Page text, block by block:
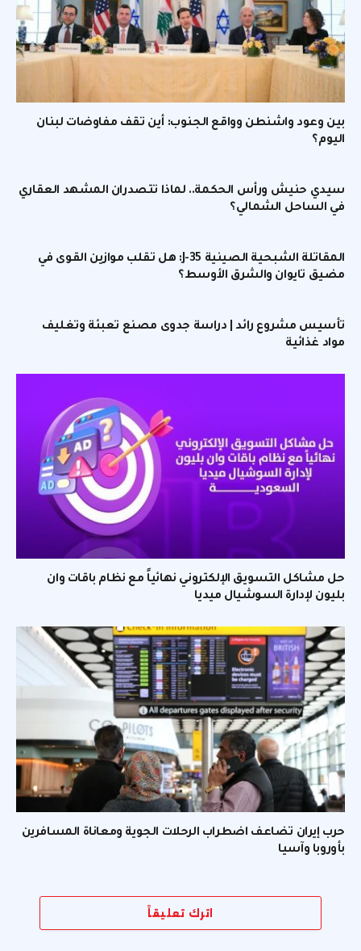
بين وعود واشنطن وواقع الجنوب: أين تقف مفاوضات لبنان
اليوم؟
سيدي حنيش ورأس الحكمة.. لماذا تتصدران المشهد العقاري
في الساحل الشمالي؟
المقاتلة الشبحية الصينية J-35: هل تقلب موازين القوى في
مضيق تايوان والشرق الأوسط؟
تأسيس مشروع رائد | دراسة جدوى مصنع تعبئة وتغليف
مواد غذائية
حل مشاكل التسويق الإلكتروني نهائياً مع نظام باقات وان
بليون لإدارة السوشيال ميديا
حرب إيران تضاعف اضطراب الرحلات الجوية ومعاناة المسافرين
بأوروبا وآسيا
اترك تعليقاً